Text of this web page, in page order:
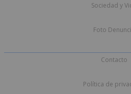
Sociedad y
Foto
Contacto
Política de